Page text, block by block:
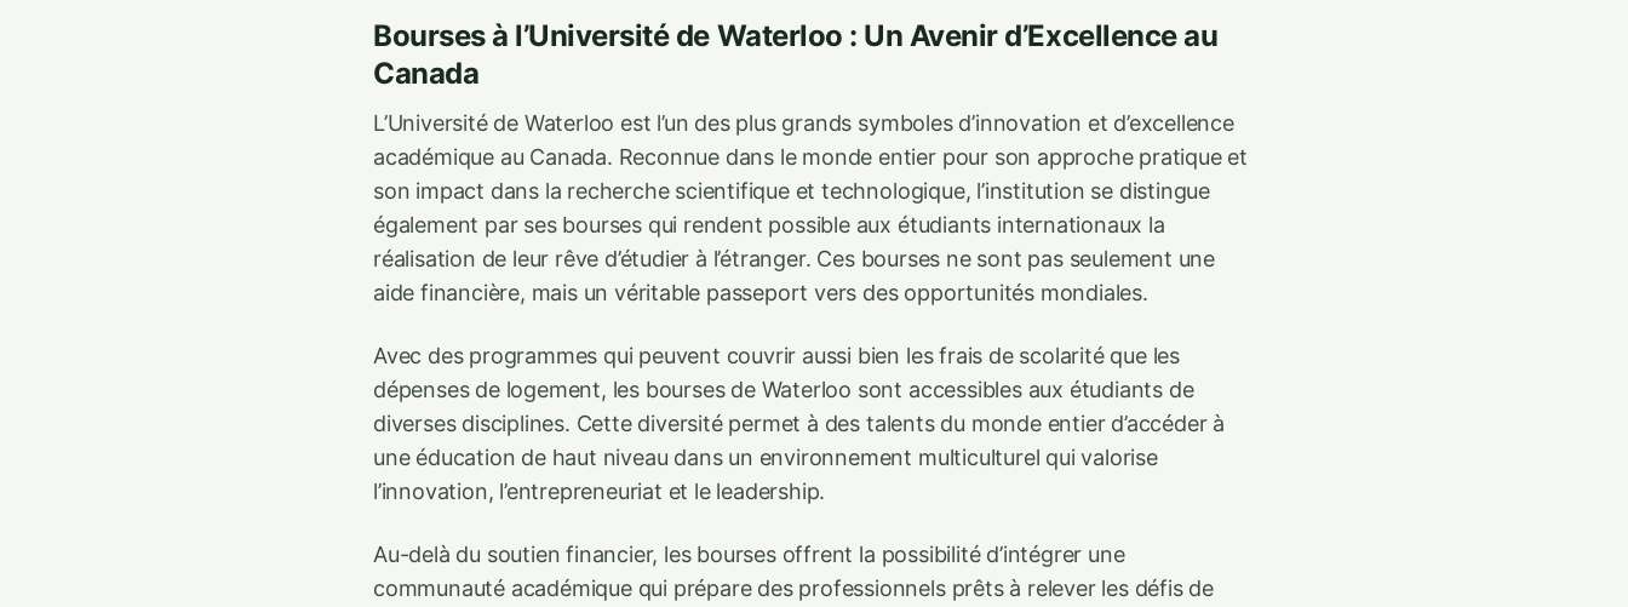
Bourses à l’Université de Waterloo : Un Avenir d’Excellence au
Canada
L’Université de Waterloo est l’un des plus grands symboles d’innovation et d’excellence
académique au Canada. Reconnue dans le monde entier pour son approche pratique et
son impact dans la recherche scientifique et technologique, l’institution se distingue
également par ses bourses qui rendent possible aux étudiants internationaux la
réalisation de leur rêve d’étudier à l’étranger. Ces bourses ne sont pas seulement une
aide financière, mais un véritable passeport vers des opportunités mondiales.
Avec des programmes qui peuvent couvrir aussi bien les frais de scolarité que les
dépenses de logement, les bourses de Waterloo sont accessibles aux étudiants de
diverses disciplines. Cette diversité permet à des talents du monde entier d’accéder à
une éducation de haut niveau dans un environnement multiculturel qui valorise
l’innovation, l’entrepreneuriat et le leadership.
Au-delà du soutien financier, les bourses offrent la possibilité d’intégrer une
communauté académique qui prépare des professionnels prêts à relever les défis de